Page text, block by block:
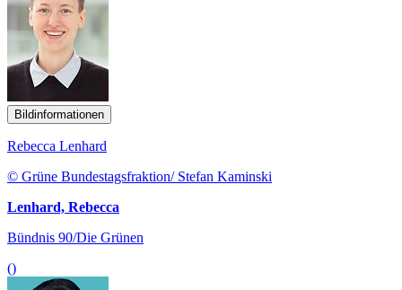
Bildinformationen
Rebecca Lenhard
© Grüne Bundestagsfraktion/ Stefan Kaminski
Lenhard, Rebecca
Bündnis 90/Die Grünen
()